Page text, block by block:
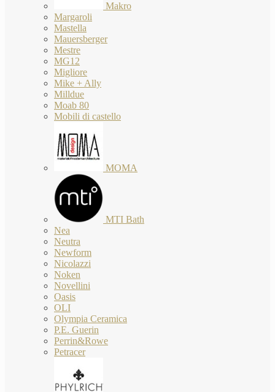
Makro
Margaroli
Mastella
Mauersberger
Mestre
MG12
Migliore
Mike + Ally
Milldue
Moab 80
Mobili di castello
MOMA
MTI Bath
Nea
Neutra
Newform
Nicolazzi
Noken
Novellini
Oasis
OLI
Olympia Ceramica
P.E. Guerin
Perrin&Rowe
Petracer